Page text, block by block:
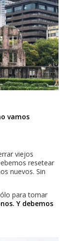
vamos
viejos
resetear
nuevos. Sin
para tomar
Y debemos